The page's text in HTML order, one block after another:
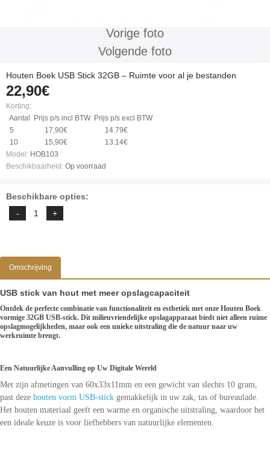
Vorige foto
Volgende foto
Houten Boek USB Stick 32GB – Ruimte voor al je bestanden
22,90€
Korting:
Aantal
Prijs p/s incl BTW Prijs p/s excl BTW
5
17,90€
14.79€
10
15,90€
13.14€
Model: HOB103
Beschikbaarheid: Op voorraad
Beschikbare opties:
Omschrijving
USB stick van hout met meer opslagcapaciteit
Ontdek de perfecte combinatie van functionaliteit en esthetiek met onze Houten Boek
vormige 32GB USB-stick. Dit milieuvriendelijke opslagapparaat biedt niet alleen ruime
opslagmogelijkheden, maar ook een unieke uitstraling die de natuur naar uw
werkruimte brengt.
Een Natuurlijke Aanvulling op Uw Digitale Wereld
Met zijn afmetingen van 60x33x11mm en een gewicht van slechts 10 gram,
past deze houten vorm USB-stick gemakkelijk in uw zak, tas of bureaulade.
Het houten materiaal geeft een warme en organische uitstraling, waardoor het
een ideale keuze is voor liefhebbers van natuurlijke elementen.